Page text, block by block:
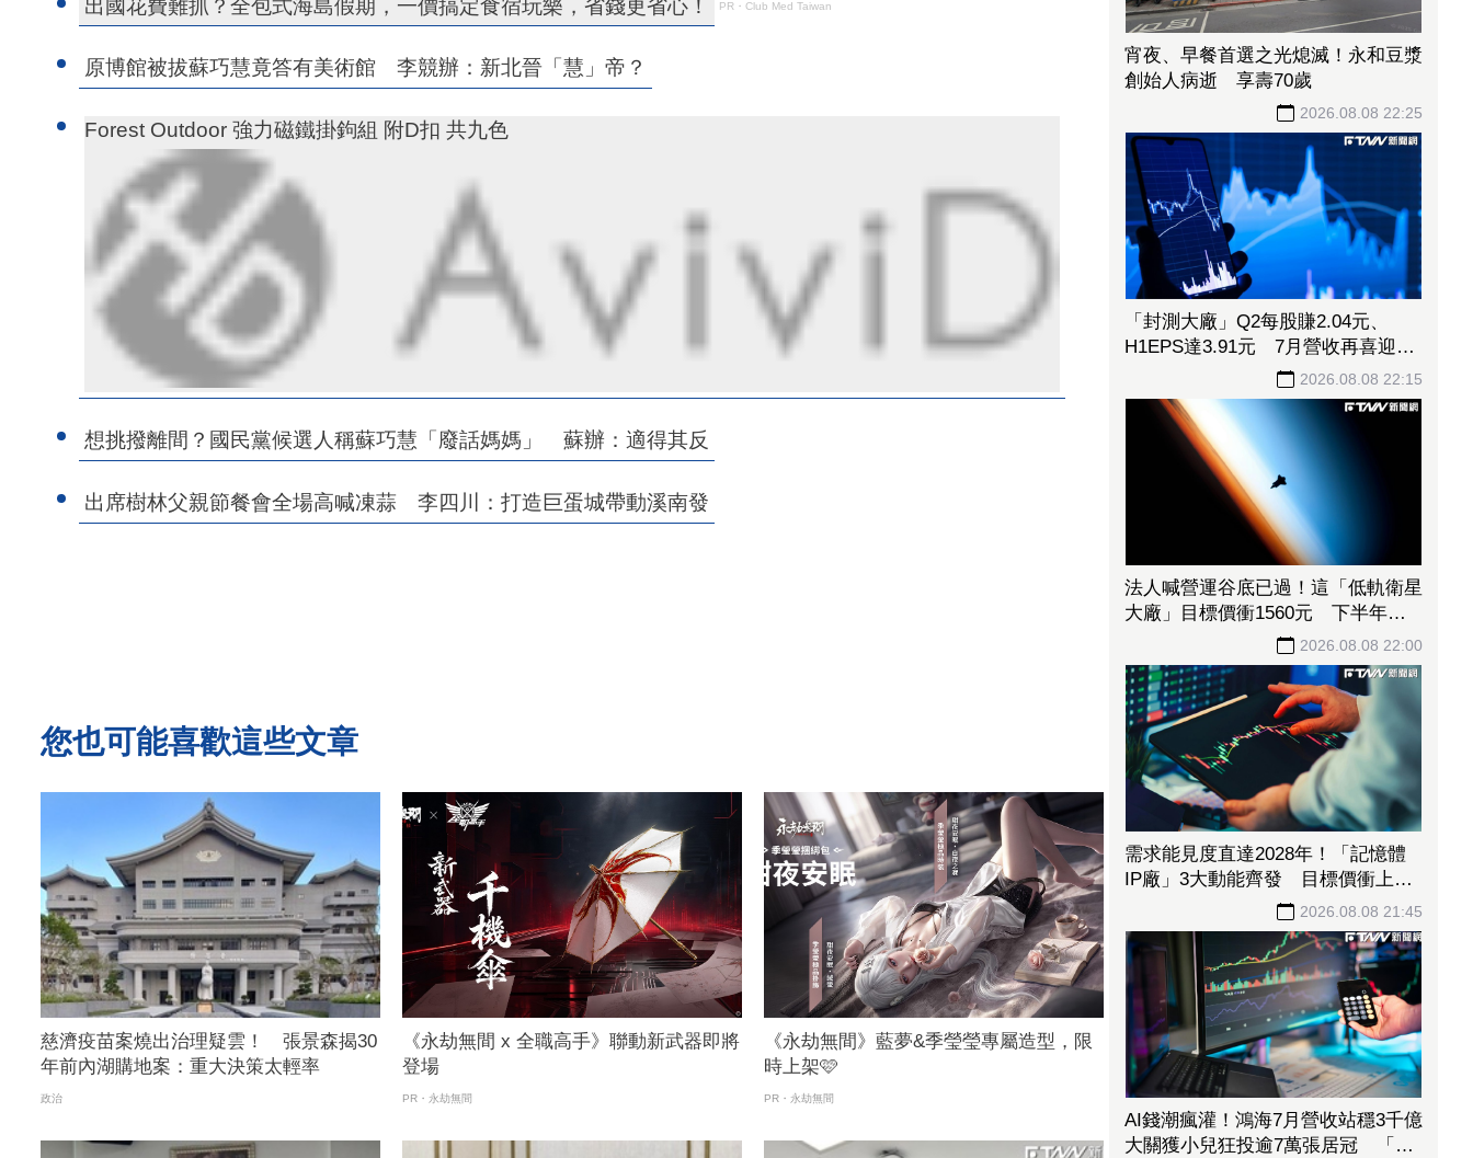
出國花費難抓？全包式海島假期，一價搞定食宿玩樂，省錢更省心！ PR・Club Med Taiwan
原博館被拔蘇巧慧竟答有美術館 李競辦：新北晉「慧」帝？
Forest Outdoor 強力磁鐵掛鉤組 附D扣 共九色
想挑撥離間？國民黨候選人稱蘇巧慧「廢話媽媽」 蘇辦：適得其反
出席樹林父親節餐會全場高喊凍蒜 李四川：打造巨蛋城帶動溪南發
您也可能喜歡這些文章
慈濟疫苗案燒出治理疑雲！ 張景森揭30
年前內湖購地案：重大決策太輕率
政治
《永劫無間 x 全職高手》聯動新武器即將
登場
PR・永劫無間
《永劫無間》藍夢&季瑩瑩專屬造型，限
時上架🩷
PR・永劫無間
宵夜、早餐首選之光熄滅！永和豆漿
創始人病逝 享壽70歲
2026.08.08 22:25
「封測大廠」Q2每股賺2.04元、
H1EPS達3.91元 7月營收再喜迎年
2026.08.08 22:15
法人喊營運谷底已過！這「低軌衛星
大廠」目標價衝1560元 下半年出
貨回溫、營收估成長20%2026.08.08 22:00
需求能見度直達2028年！「記憶體
IP廠」3大動能齊發 目標價衝上
2026.08.08 21:45
AI錢潮瘋灌！鴻海7月營收站穩3千億
大關獲小兒狂投逾7萬張居冠 「這